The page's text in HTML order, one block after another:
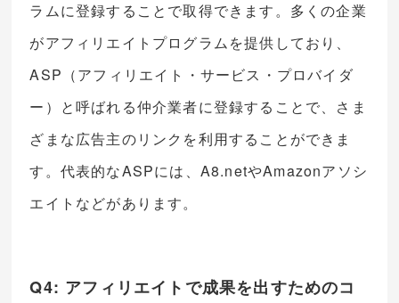
ラムに登録することで取得できます。多くの企業
がアフィリエイトプログラムを提供しており、
ASP（アフィリエイト・サービス・プロバイダ
ー）と呼ばれる仲介業者に登録することで、さま
ざまな広告主のリンクを利用することができま
す。代表的なASPには、A8.netやAmazonアソシ
エイトなどがあります。
Q4: アフィリエイトで成果を出すためのコ